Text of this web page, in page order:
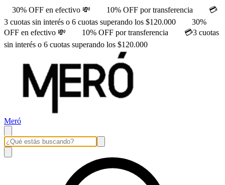
30% OFF en efectivo 💸 10% OFF por transferencia
💳
3 cuotas sin interés o 6 cuotas superando los $120.000
30%
OFF en efectivo 💸
10% OFF por transferencia
💳3 cuotas
sin interés o 6 cuotas superando los $120.000
Meró